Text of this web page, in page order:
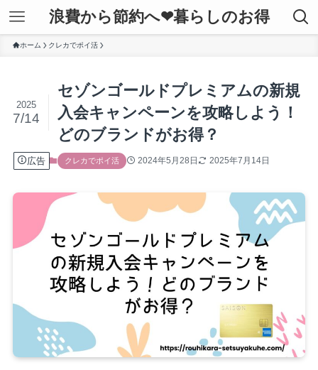
浪費から節約へ❤暮らしのお得
ホーム クレカでポイ活
セゾンゴールドプレミアムの新規
入会キャンペーンを攻略しよう！
どのブランドがお得？
2025
7/14
広告 クレカでポイ活 2024年5月28日 2025年7月14日